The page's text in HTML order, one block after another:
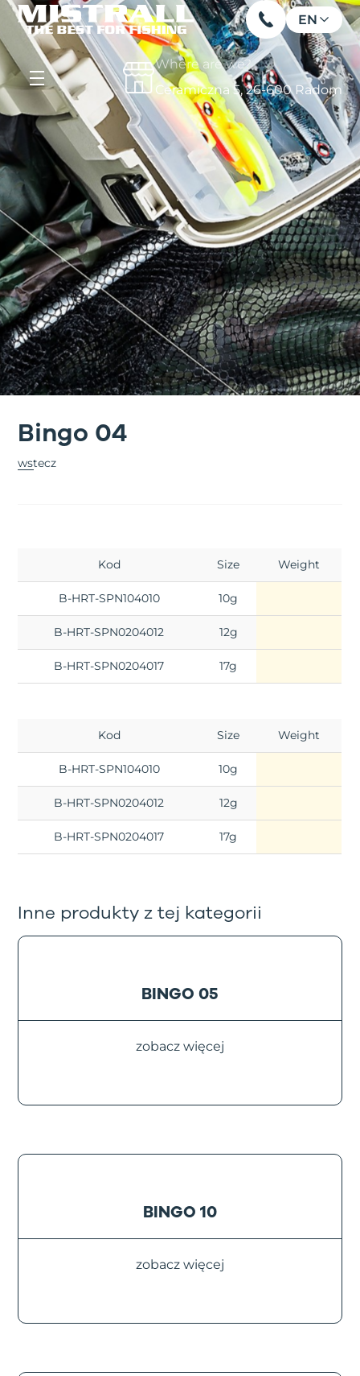
EN
Where are we?
Ceramiczna 5, 26-600 Radom
Bingo 04
wstecz
Kod Size Weight
B-HRT-SPN104010 10g
B-HRT-SPN0204012 12g
B-HRT-SPN0204017 17g
Kod Size Weight
B-HRT-SPN104010 10g
B-HRT-SPN0204012 12g
B-HRT-SPN0204017 17g
Inne produkty z tej kategorii
BINGO 05
zobacz więcej
BINGO 10
zobacz więcej